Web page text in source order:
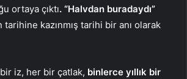
ortaya çıktı. “Halvdan buradaydı”
tarihine kazınmış tarihi bir anı olarak
iz, her bir çatlak, binlerce yıllık bir